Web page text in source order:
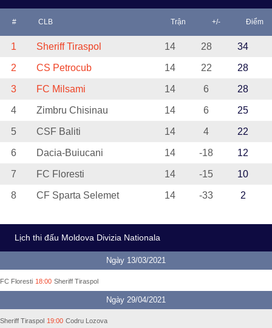
# CLB Trận +/- Điểm
1 Sheriff Tiraspol 14 28 34
2 CS Petrocub 14 22 28
3 FC Milsami 14 6 28
4 Zimbru Chisinau 14 6 25
5 CSF Baliti 14 4 22
6 Dacia-Buiucani 14 -18 12
7 FC Floresti 14 -15 10
8 CF Sparta Selemet 14 -33 2
Lịch thi đấu Moldova Divizia Nationala
Ngày 13/03/2021
FC Floresti 18:00 Sheriff Tiraspol
Ngày 29/04/2021
Sheriff Tiraspol 19:00 Codru Lozova